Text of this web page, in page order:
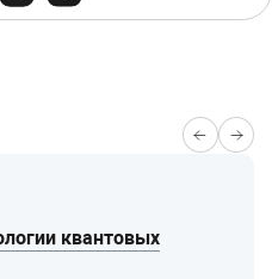
квантовых